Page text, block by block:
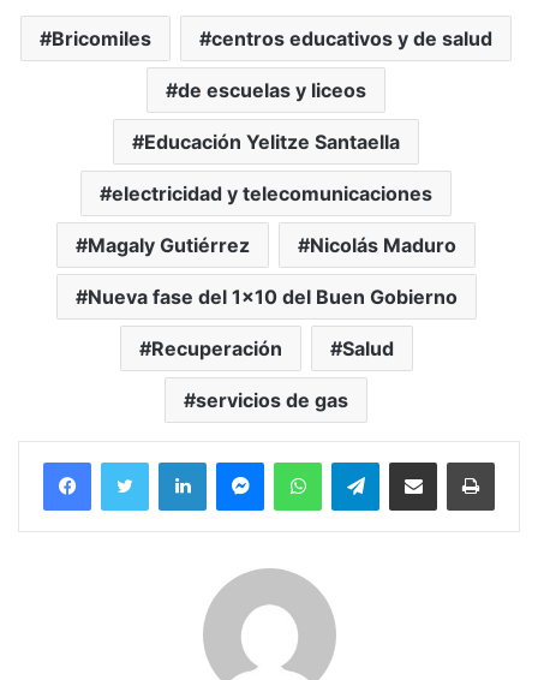
Bricomiles centros educativos y de salud
de escuelas y liceos
Educación Yelitze Santaella
electricidad y telecomunicaciones
Magaly Gutiérrez Nicolás Maduro
Nueva fase del 1x10 del Buen Gobierno
Recuperación Salud
servicios de gas
FacebookTwitter LinkedInMessengerWhatsAppTelegramCompartir por correo electrónico